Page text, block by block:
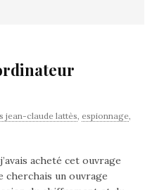
jean-claude lattès, espionnage,
acheté cet ouvrage
cherchais un ouvrage